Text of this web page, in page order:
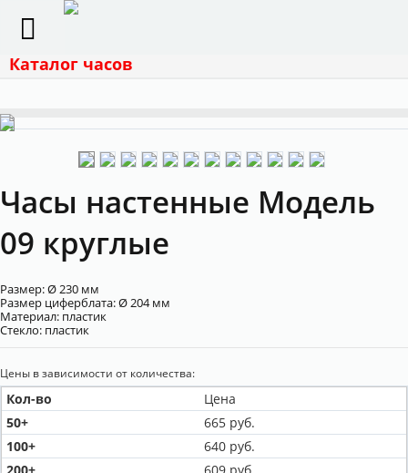
Каталог часов
Часы настенные Модель
09 круглые
Размер: Ø 230 мм
Размер циферблата: Ø 204 мм
Материал: пластик
Cтекло: пластик
Цены в зависимости от количества:
Кол-во
Цена
50+
665руб.
100+
640руб.